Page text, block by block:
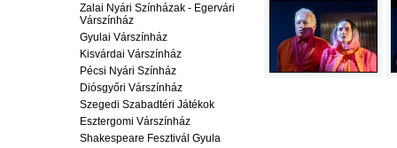
Zalai Nyári Színházak - Egervári
Várszínház
Gyulai Várszínház
Kisvárdai Várszínház
Pécsi Nyári Színház
Diósgyőri Várszínház
Szegedi Szabadtéri Játékok
Esztergomi Várszínház
Shakespeare Fesztivál Gyula